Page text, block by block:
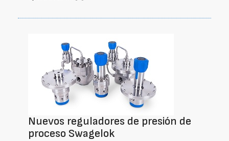
Nuevos reguladores de presión de
proceso Swagelok